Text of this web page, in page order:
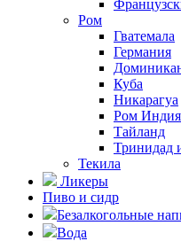
Ром
Гватемала
Германия
Куба
Никарагуа
Ром Индия
Тайланд
Тринидад
Текила
Ликеры
Пиво и сидр
Безалкогольные
Вода